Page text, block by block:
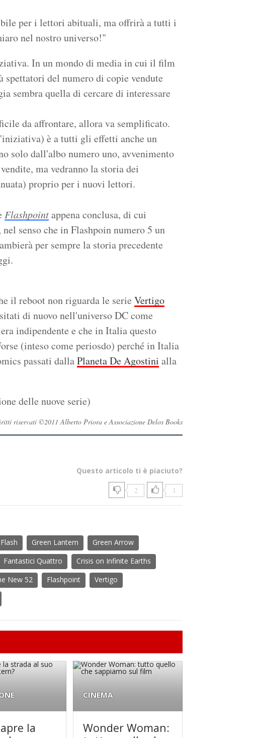
per i lettori abituali, ma offrirà a tutti i
nel nostro universo!"
In un mondo di media in cui il film
del numero di copie vendute
sembra quella di cercare di interessare
da affrontare, allora va semplificato.
è a tutti gli effetti anche un
solo dall'albo numero uno, avvenimento
ma vedranno la storia dei
proprio per i nuovi lettori.
Flashpointappena conclusa, di cui
senso che in Flashpoin numero 5 un
per sempre la storia precedente
il reboot non riguarda le serie Vertigo
di nuovo nell'universo DC come
indipendente e che in Italia questo
(inteso come periosdo) perché in Italia
passati dallaPlaneta De Agostini alla
delle nuove serie)
riservati ©2011 Alberto Priora e Associazione Delos Books
Questo articolo ti è piaciuto?
2 1
Flash Green Lantern
Green Arrow
Fantastici Quattro
Crisis on Infinite Earths
New 52 Flashpoint
Vertigo
la
CINEMA
Wonder Woman: